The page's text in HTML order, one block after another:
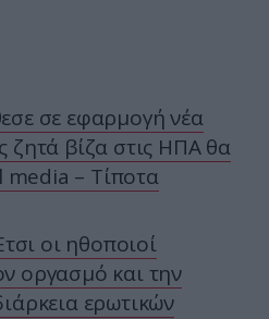
σε εφαρμογή νέα
ζητά βίζα στις ΗΠΑ θα
media – Τίποτα
οι ηθοποιοί
οργασμό και την
ερωτικών